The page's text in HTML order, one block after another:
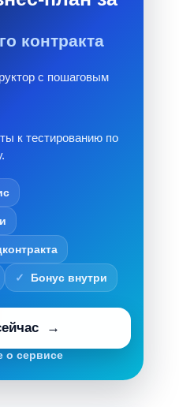
контракта
с пошаговым
к тестированию по
Бонус внутри
о сервисе